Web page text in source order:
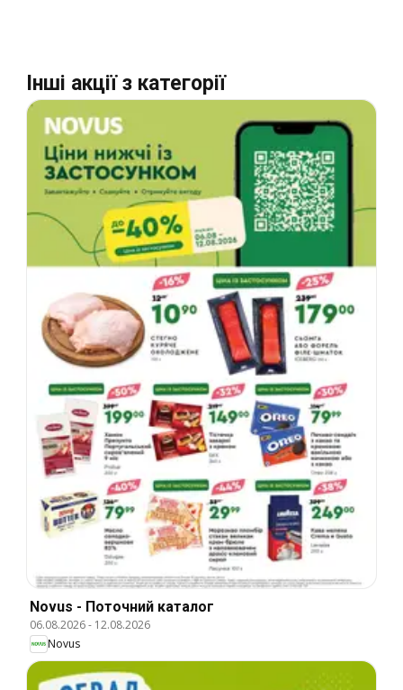
Інші акції з категорії
Novus - Поточний каталог
06.08.2026- 12.08.2026
Novus